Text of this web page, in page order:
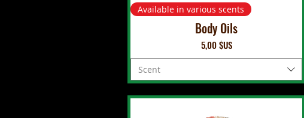
Available in various scents
Body Oils
Prix
5,00 $US
Scent